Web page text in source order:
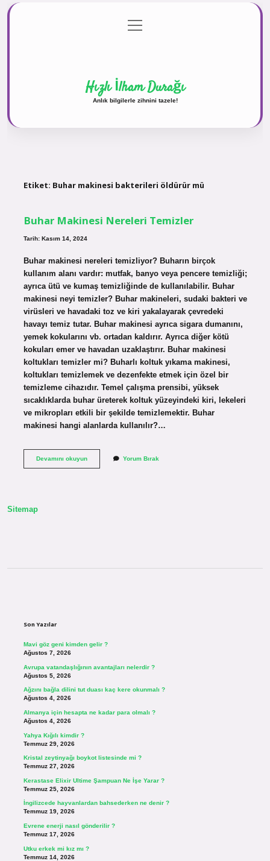
Gizlilik Politikası
menüyü
aç
Hızlı İlham Durağı
Anlık bilgilerle zihnini tazele!
Etiket: Buhar makinesi bakterileri öldürür mü
Buhar Makinesi Nereleri Temizler
Tarih: Kasım 14, 2024
Buhar makinesi nereleri temizliyor? Buharın birçok
kullanım alanı vardır: mutfak, banyo veya pencere temizliği;
ayrıca ütü ve kumaş temizliğinde de kullanılabilir. Buhar
makinesi neyi temizler? Buhar makineleri, sudaki bakteri ve
virüsleri ve havadaki toz ve kiri yakalayarak çevredeki
havayı temiz tutar. Buhar makinesi ayrıca sigara dumanını,
yemek kokularını vb. ortadan kaldırır. Ayrıca diğer kötü
kokuları emer ve havadan uzaklaştırır. Buhar makinesi
koltukları temizler mi? Buharlı koltuk yıkama makinesi,
koltukları temizlemek ve dezenfekte etmek için özel bir
temizleme cihazıdır. Temel çalışma prensibi, yüksek
sıcaklıklarda buhar üreterek koltuk yüzeyindeki kiri, lekeleri
ve mikropları etkili bir şekilde temizlemektir. Buhar
makinesi hangi alanlarda kullanılır?…
Devamını okuyunBuhar
Yorum Bırak
Sitemap
Son Yazılar
Mavi göz geni kimden gelir ?
Ağustos 7, 2026
Avrupa vatandaşlığının avantajları nelerdir ?
Ağustos 5, 2026
Ağzını bağla dilini tut duası kaç kere okunmalı ?
Ağustos 4, 2026
Almanya için hesapta ne kadar para olmalı ?
Ağustos 4, 2026
Yahya Kığılı kimdir ?
Temmuz 29, 2026
Kristal zeytinyağı boykot listesinde mi ?
Temmuz 27, 2026
Kerastase Elixir Ultime Şampuan Ne İşe Yarar ?
Temmuz 25, 2026
İngilizcede hayvanlardan bahsederken ne denir ?
Temmuz 19, 2026
Evrene enerji nasıl gönderilir ?
Temmuz 17, 2026
Utku erkek mi kız mı ?
Temmuz 14, 2026